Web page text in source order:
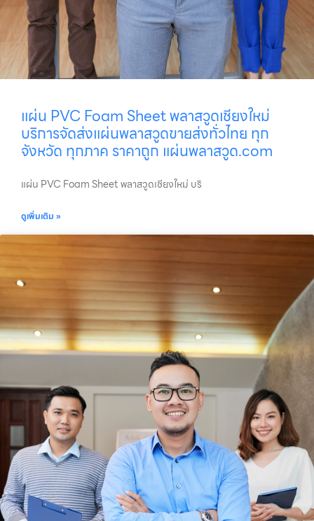
แผ่น PVC Foam Sheet พลาสวูดเชียงใหม่
บริการจัดส่งแผ่นพลาสวูดขายส่งทั่วไทย ทุก
จังหวัด ทุกภาค ราคาถูก แผ่นพลาสวูด.com
แผ่น PVC Foam Sheet พลาสวูดเชียงใหม่ บริ
ดูเพิ่มเติม »